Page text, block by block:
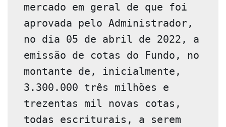
mercado em geral de que foi
aprovada pelo Administrador,
no dia 05 de abril de 2022, a
emissão de cotas do Fundo, no
montante de, inicialmente,
3.300.000 três milhões e
trezentas mil novas cotas,
todas escriturais, a serem